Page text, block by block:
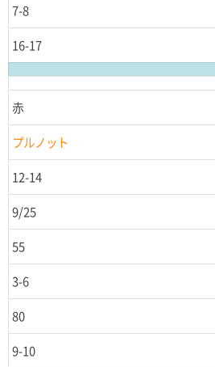
7-8
16-17
赤
プルノット
12-14
9/25
55
3-6
80
9-10